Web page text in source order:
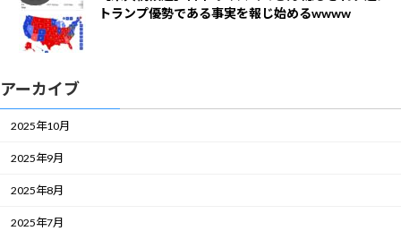
トランプ優勢である事実を報じ始めるwwww
アーカイブ
2025年10月
2025年9月
2025年8月
2025年7月